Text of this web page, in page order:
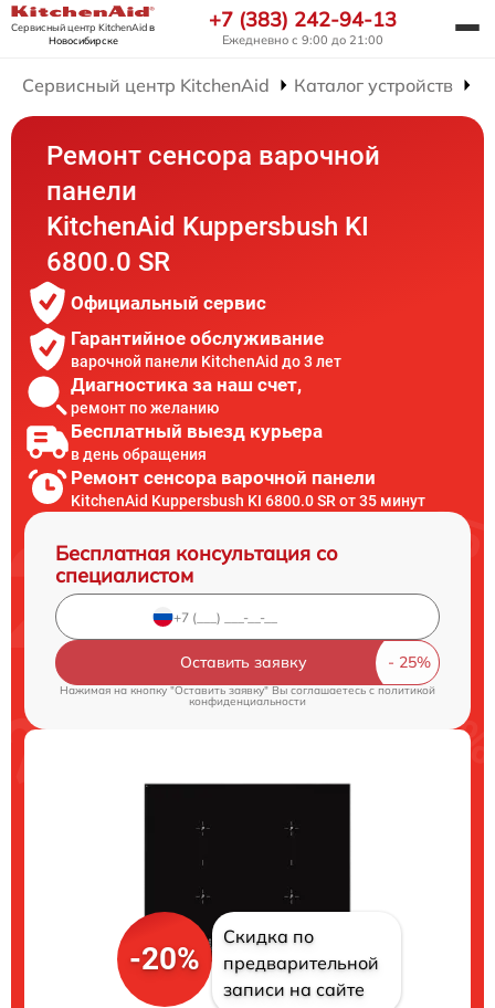
Сервисный центр KitchenAidв
Новосибирске
+7 (383) 242-94-13
Ежедневно с 9:00 до 21:00
Сервисный центр KitchenAid Каталог устройств
Ремонт сенсора варочной
панели
KitchenAid Kuppersbush KI
6800.0 SR
Официальный сервис
Гарантийное обслуживание
варочной панели KitchenAid до 3 лет
Диагностика за наш счет,
ремонт по желанию
Бесплатный выезд курьера
в день обращения
Ремонт сенсора варочной панели
KitchenAid Kuppersbush KI 6800.0 SR от 35 минут
Бесплатная консультация со
специалистом
Оставить заявку
Нажимая на кнопку "Оставить заявку" Вы соглашаетесь cполитикой
конфиденциальности
-20%
Скидка по
предварительной
записи на сайте